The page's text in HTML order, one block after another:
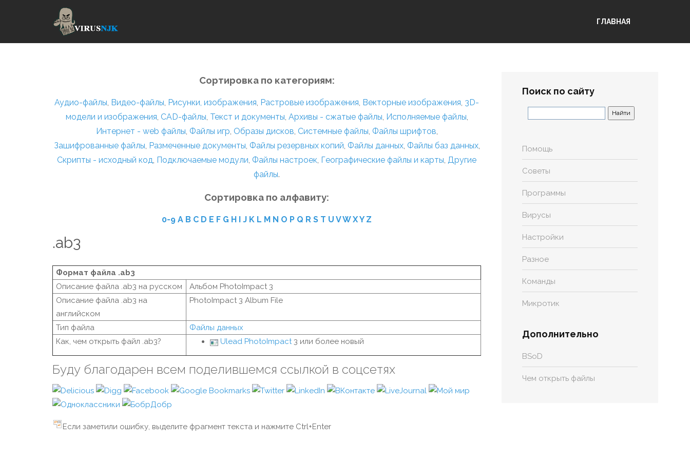
ГЛАВНАЯ
Сортировка по категориям:
Аудио-файлы, Видео-файлы, Рисунки, изображения, Растровые изображения, Векторные изображения, 3D-
модели и изображения, CAD-файлы, Текст и документы, Архивы - сжатые файлы, Исполняемые файлы,
Интернет - web файлы, Файлы игр, Образы дисков, Системные файлы, Файлы шрифтов,
Зашифрованные файлы, Размеченные документы, Файлы резервных копий, Файлы данных, Файлы баз данных,
Скрипты - исходный код, Подключаемые модули, Файлы настроек, Географические файлы и карты, Другие
файлы.
Сортировка по алфавиту:
0-9 A B C D E F G H I J K L M N O P Q R S T U VW XY Z
.ab3
Формат файла .ab3
Описание файла .ab3 на русском
Альбом PhotoImpact 3
Описание файла .ab3 на
английском
PhotoImpact 3 Album File
Тип файла
Файлы данных
Как, чем открыть файл .ab3?
Ulead PhotoImpact3 или более новый
Буду благодарен всем поделившемся ссылкой в соцсетях
Если заметили ошибку, выделите фрагмент текста и нажмите Ctrl+Enter
Поиск по сайту
Помощь
Советы
Программы
Вирусы
Настройки
Разное
Команды
Микротик
Дополнительно
BSoD
Чем открыть файлы